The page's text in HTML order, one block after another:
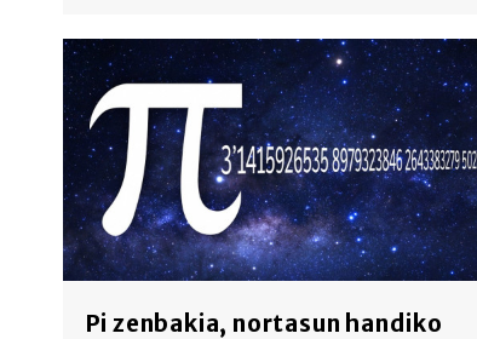
Pi zenbakia, nortasun handiko